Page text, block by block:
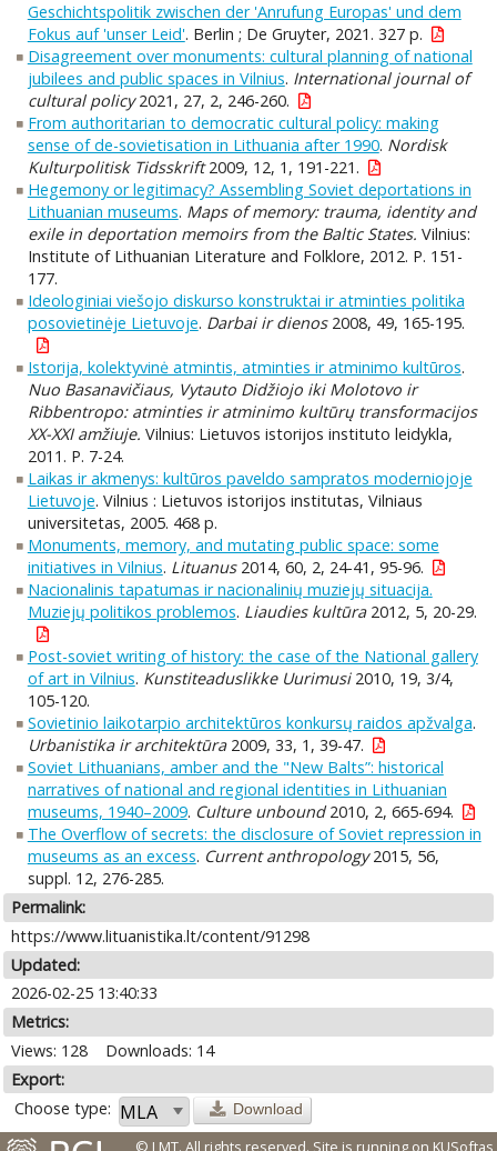
Geschichtspolitik zwischen der 'Anrufung Europas' und dem
Fokus auf 'unser Leid'. Berlin ; De Gruyter, 2021. 327 p.
Disagreement over monuments: cultural planning of national
jubilees and public spaces in Vilnius. International journal of
cultural policy2021, 27, 2, 246-260.
From authoritarian to democratic cultural policy: making
sense of de-sovietisation in Lithuania after 1990. Nordisk
Kulturpolitisk Tidsskrift2009, 12, 1, 191-221.
Hegemony or legitimacy? Assembling Soviet deportations in
Lithuanian museums. Maps of memory: trauma, identity and
exile in deportation memoirs from the Baltic States. Vilnius:
Institute of Lithuanian Literature and Folklore, 2012. P. 151-
177.
Ideologiniai viešojo diskurso konstruktai ir atminties politika
posovietinėje Lietuvoje. Darbai ir dienos2008, 49, 165-195.
Istorija, kolektyvinė atmintis, atminties ir atminimo kultūros.
Nuo Basanavičiaus, Vytauto Didžiojo iki Molotovo ir
Ribbentropo: atminties ir atminimo kultūrų transformacijos
XX-XXI amžiuje. Vilnius: Lietuvos istorijos instituto leidykla,
2011. P. 7-24.
Laikas ir akmenys: kultūros paveldo sampratos moderniojoje
Lietuvoje. Vilnius : Lietuvos istorijos institutas, Vilniaus
universitetas, 2005. 468 p.
Monuments, memory, and mutating public space: some
initiatives in Vilnius. Lituanus2014, 60, 2, 24-41, 95-96.
Nacionalinis tapatumas ir nacionalinių muziejų situacija.
Muziejų politikos problemos. Liaudies kultūra2012, 5, 20-29.
Post-soviet writing of history: the case of the National gallery
of art in Vilnius. Kunstiteaduslikke Uurimusi2010, 19, 3/4,
105-120.
Sovietinio laikotarpio architektūros konkursų raidos apžvalga.
Urbanistika ir architektūra2009, 33, 1, 39-47.
Soviet Lithuanians, amber and the "New Balts”: historical
narratives of national and regional identities in Lithuanian
museums, 1940–2009. Culture unbound2010, 2, 665-694.
The Overflow of secrets: the disclosure of Soviet repression in
museums as an excess. Current anthropology2015, 56,
suppl. 12, 276-285.
Permalink:
https://www.lituanistika.lt/content/91298
Updated:
2026-02-25 13:40:33
Metrics:
Views: 128
Downloads: 14
Export:
Choose type:
Download
© LMT. All rights reserved. Site is running on KUSoftas